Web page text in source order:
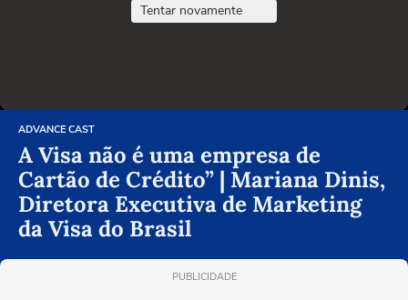
Tentar novamente
ADVANCE CAST
A Visa não é uma empresa de
Cartão de Crédito” | Mariana Dinis,
Diretora Executiva de Marketing
da Visa do Brasil
PUBLICIDADE